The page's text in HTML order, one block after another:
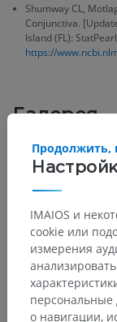
Shumway CL,
Conjunctiva.
Island (FL):
https://
Галерея
Продолжить,
IMAIOS и
cookie или
измерения
персональные
о навигации,